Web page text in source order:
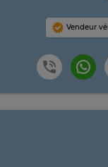
Vendeur